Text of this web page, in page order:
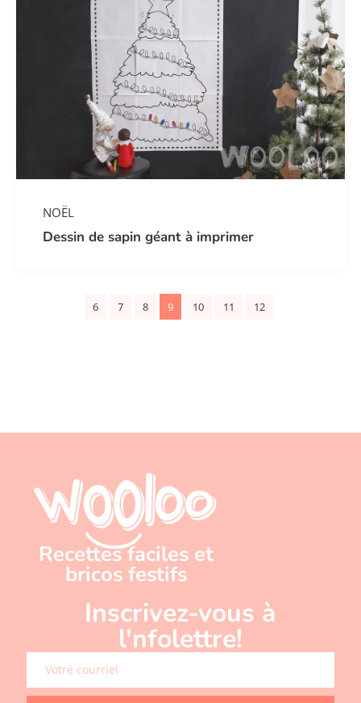
NOËL
Dessin de sapin géant à imprimer
6 7 8 9 10 11 12
Recettes faciles et
bricos festifs
Inscrivez-vous à
l'nfolettre!